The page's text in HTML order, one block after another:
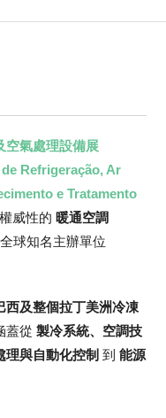
空氣處理設備展
Refrigeração, Ar
e Tratamento
威性的 暖通空調
全球知名主辦單位
西及整個拉丁美洲冷凍
蓋從製冷系統、空調技
理與自動化控制 到能源